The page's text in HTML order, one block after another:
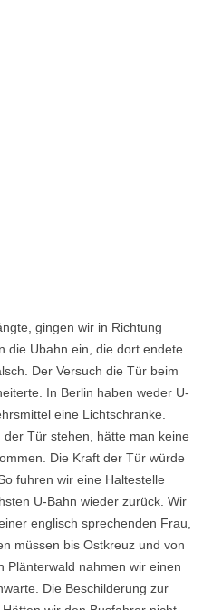
gingen wir in Richtung
die Ubahn ein, die dort endete
Der Versuch die Tür beim
In Berlin haben weder U-
eine Lichtschranke.
Tür stehen, hätte man keine
Die Kraft der Tür würde
fuhren wir eine Haltestelle
U-Bahn wieder zurück. Wir
englisch sprechenden Frau,
müssen bis Ostkreuz und von
Plänterwald nahmen wir einen
Die Beschilderung zur